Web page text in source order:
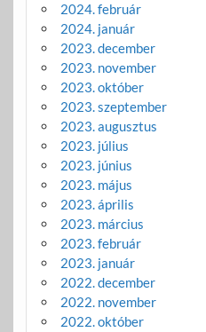
2024. február
2024. január
2023. december
2023. november
2023. október
2023. szeptember
2023. augusztus
2023. július
2023. június
2023. május
2023. április
2023. március
2023. február
2023. január
2022. december
2022. november
2022. október